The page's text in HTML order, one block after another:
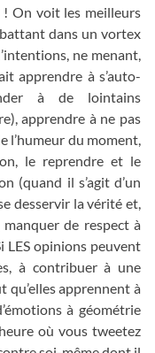
! On voit les meilleurs
dans un vortex
ne menant,
apprendre à s’auto-
à de lointains
apprendre à ne pas
l’humeur du moment,
le reprendre et le
(quand il s’agit d’un
desservir la vérité et,
de respect à
LES opinions peuvent
à contribuer à une
qu’elles apprennent à
à géométrie
où vous tweetez